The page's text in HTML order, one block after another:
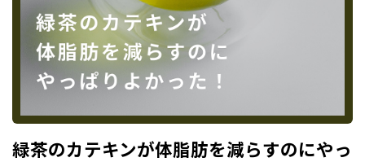
緑茶のカテキンが体脂肪を減らすのにやっ